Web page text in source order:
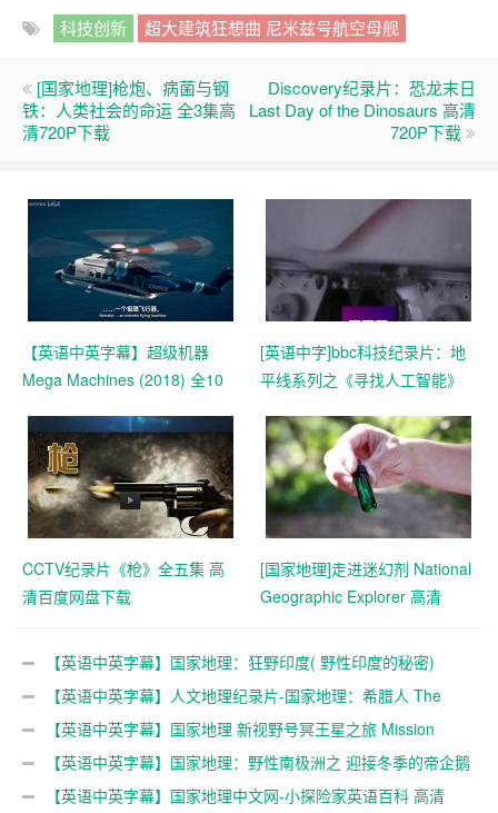
科技创新 超大建筑狂想曲 尼米兹号航空母舰
[国家地理]枪炮、病菌与钢
铁：人类社会的命运 全3集高
清720P下载
Discovery纪录片：恐龙末日
Last Day of the Dinosaurs 高清
720P下载
【英语中英字幕】超级机器
Mega Machines (2018) 全10
[英语中字]bbc科技纪录片：地
平线系列之《寻找人工智能》
CCTV纪录片《枪》全五集 高
清百度网盘下载
[国家地理]走进迷幻剂 National
Geographic Explorer 高清
【英语中英字幕】国家地理：狂野印度( 野性印度的秘密)
Secrets of Wild India (2012) 全3集 高清720P下载
【英语中英字幕】人文地理纪录片-国家地理：希腊人 The
Greeks (2016)全3集 高清720P下载
【英语中英字幕】国家地理 新视野号冥王星之旅 Mission
Pluto（2015） 全1集 高清720P下载
【英语中英字幕】国家地理：野性南极洲之 迎接冬季的帝企鹅
Wild Antarctica – Emperor Penguins Facing Winter 全1集 超清
【英语中英字幕】国家地理中文网-小探险家英语百科 高清